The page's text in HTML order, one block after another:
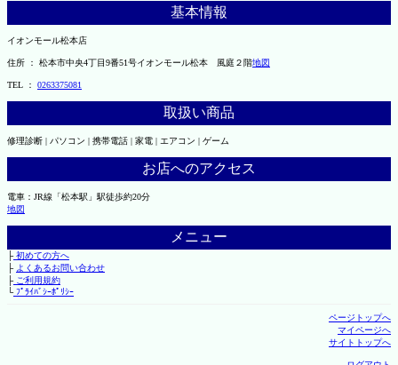
基本情報
イオンモール松本店
住所 ： 松本市中央4丁目9番51号イオンモール松本 風庭２階地図
TEL ： 0263375081
取扱い商品
修理診断 | パソコン | 携帯電話 | 家電 | エアコン | ゲーム
お店へのアクセス
電車：JR線「松本駅」駅徒歩約20分
地図
メニュー
├初めての方へ
├ よくあるお問い合わせ
├ご利用規約
└ﾌﾟﾗｲﾊﾞｼｰﾎﾟﾘｼｰ
ページトップへ
マイページへ
サイトトップへ